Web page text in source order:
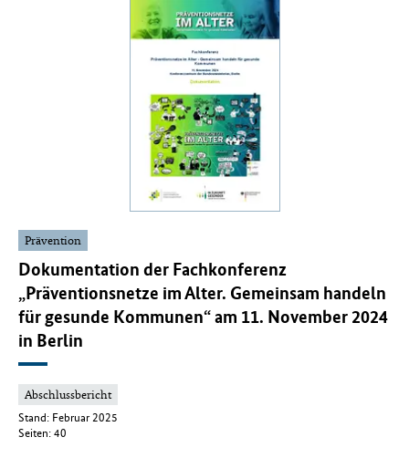
Prävention
Dokumentation der Fachkonferenz
„Präventionsnetze im Alter. Gemeinsam handeln
für gesunde Kommunen“ am 11. November 2024
in Berlin
Abschlussbericht
Stand: Februar 2025
Seiten: 40